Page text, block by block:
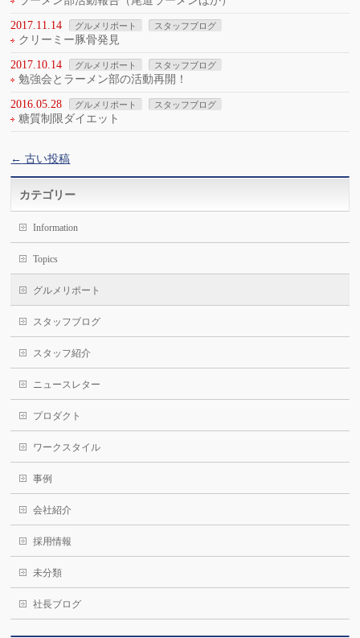
2017.11.14 グルメリポート スタッフブログ
クリーミー豚骨発見
2017.10.14 グルメリポート スタッフブログ
勉強会とラーメン部の活動再開！
2016.05.28 グルメリポート スタッフブログ
糖質制限ダイエット
← 古い投稿
カテゴリー
Information
Topics
グルメリポート
スタッフブログ
スタッフ紹介
ニュースレター
プロダクト
ワークスタイル
事例
会社紹介
採用情報
未分類
社長ブログ